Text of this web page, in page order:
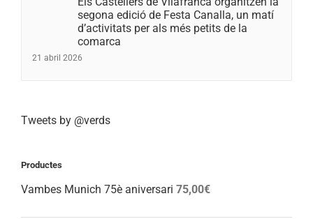
segona edició de Festa Canalla, un matí
d’activitats per als més petits de la
comarca
21 abril 2026
Tweets by @verds
Productes
Vambes Munich 75è aniversari 75,00€